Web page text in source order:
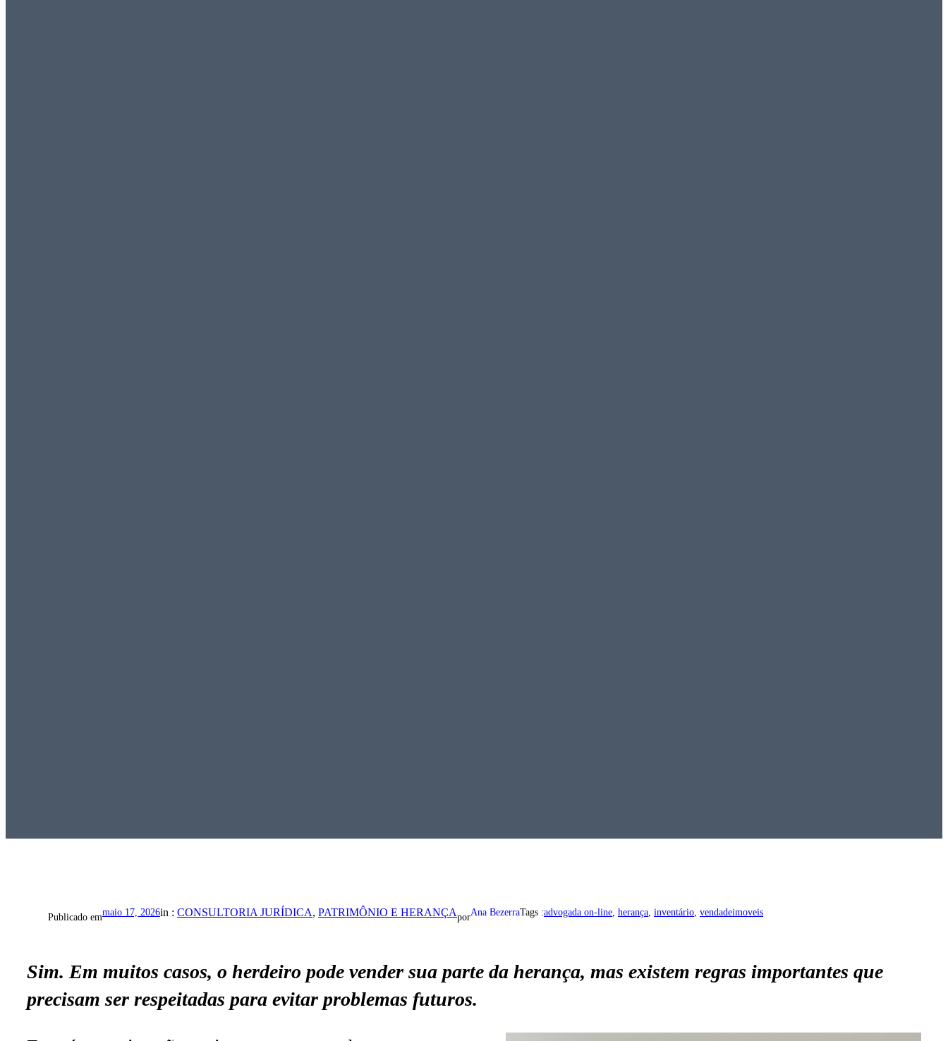
Publicado emmaio 17, 2026in : CONSULTORIA JURÍDICA, PATRIMÔNIO E HERANÇAporAna BezerraTags :advogada on-line, herança, inventário, vendadeimoveis
Sim. Em muitos casos, o herdeiro pode vender sua parte da herança, mas existem regras importantes que
precisam ser respeitadas para evitar problemas futuros.